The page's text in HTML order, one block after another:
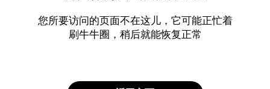
您所要访问的页面不在这儿，它可能正忙着
刷牛牛圈，稍后就能恢复正常